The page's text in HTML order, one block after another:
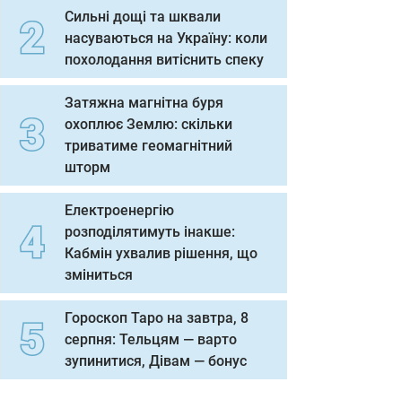
Сильні дощі та шквали
насуваються на Україну: коли
похолодання витіснить спеку
Затяжна магнітна буря
охоплює Землю: скільки
триватиме геомагнітний
шторм
Електроенергію
розподілятимуть інакше:
Кабмін ухвалив рішення, що
зміниться
Гороскоп Таро на завтра, 8
серпня: Тельцям — варто
зупинитися, Дівам — бонус